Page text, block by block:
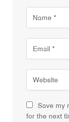
Save my
for the next